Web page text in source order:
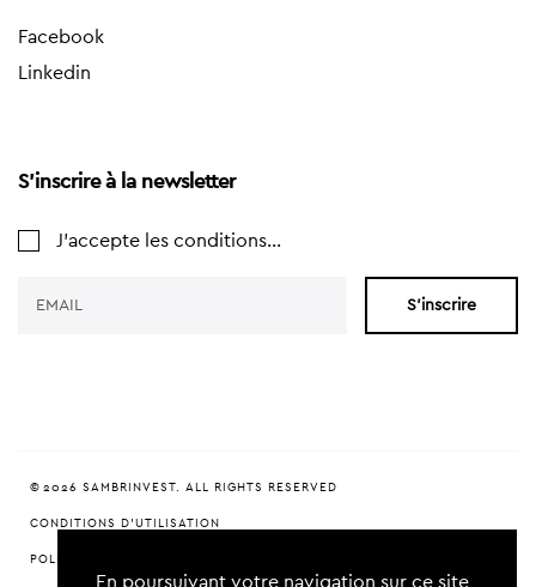
En poursuivant votre navigation sur ce site,
Facebook
Linkedin
S'inscrire à la newsletter
J'accepte les conditions...
S'inscrire
© 2026 SAMBRINVEST. ALL RIGHTS RESERVED
CONDITIONS D'UTILISATION
POLITIQUE DE CONFIDENTIALITÉ